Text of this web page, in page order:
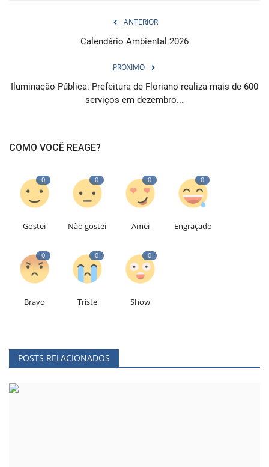
ANTERIOR
Calendário Ambiental 2026
PRÓXIMO
Iluminação Pública: Prefeitura de Floriano realiza mais de 600
serviços em dezembro...
COMO VOCÊ REAGE?
0
Gostei
0
Não gostei
0
Amei
0
Engraçado
0
Bravo
0
Triste
0
Show
POSTS RELACIONADOS